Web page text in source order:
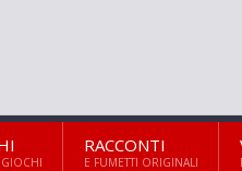
RACCONTI
E FUMETTI ORIGINALI